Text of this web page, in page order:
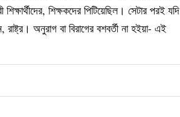
শিক্ষকদের পিটিয়েছিল। সেটার পরই যদি
অনুরাগ বা বিরাগের বশবর্তী না হইয়া- এই